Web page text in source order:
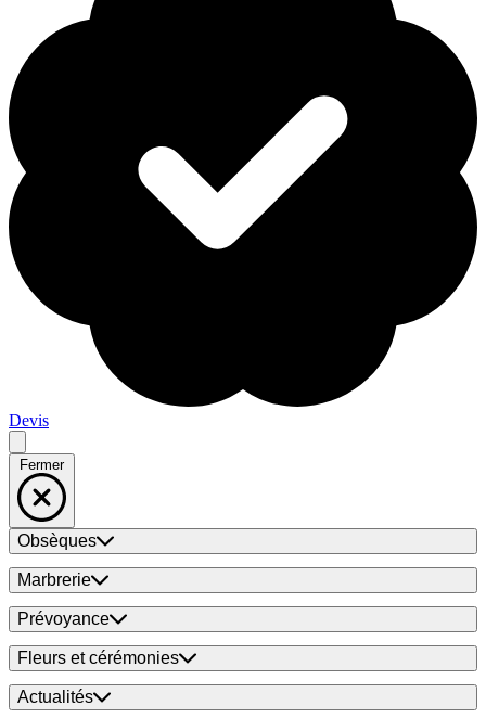
Devis
Fermer
Obsèques
Marbrerie
Prévoyance
Fleurs et cérémonies
Actualités